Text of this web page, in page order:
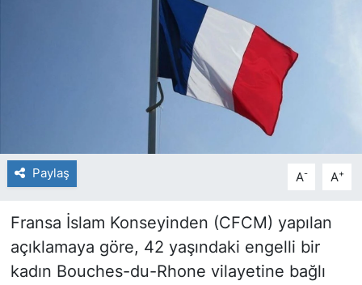
Paylaş A- A+
Fransa İslam Konseyinden (CFCM) yapılan
açıklamaya göre, 42 yaşındaki engelli bir
kadın Bouches-du-Rhone vilayetine bağlı